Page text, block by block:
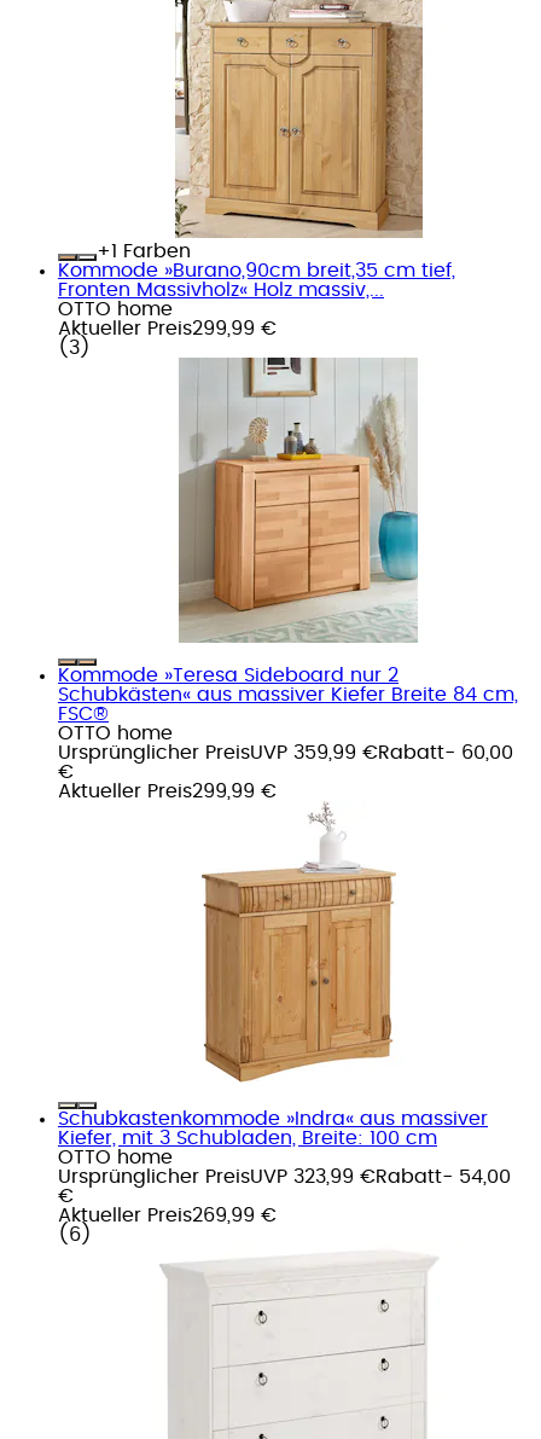
+
Farben
Kommode »Burano,90cm breit,35 cm tief,
Fronten Massivholz« Holz massiv,...
OTTO home
Aktueller Preis299,99 €
( 3 )
Kommode »Teresa Sideboard nur 2
Schubkästen« aus massiver Kiefer Breite 84 cm,
FSC®
OTTO home
Ursprünglicher PreisUVP 359,99 €Rabatt- 60,00
€
Aktueller Preis299,99 €
Schubkastenkommode »Indra« aus massiver
Kiefer, mit 3 Schubladen, Breite: 100 cm
OTTO home
Ursprünglicher PreisUVP 323,99 €Rabatt- 54,00
€
Aktueller Preis269,99 €
( 6 )